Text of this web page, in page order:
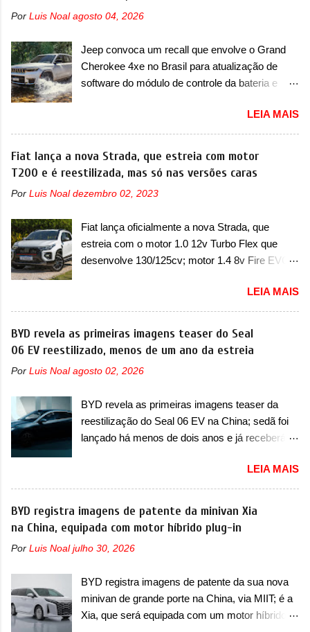
ano também era lançada a nova geração do
ganhava uma nova geração feita do zero,
apelidada de "Bolinha" por suas formas
arredondadas. Além do Gol, outro Volkswagen
versão hatchback do Logus que chegava
depois de um ano de atraso. A invasão de 1994
foi marcava pelos franceses, alemães,
japoneses e coreanos que chegaram
arrancando corações em nosso mercado. Os
vendas em 1994 foram o Renault R19 que
vinha em 3 versões de carroceria, sendo duas
do hatch e o sedan, a famosa Kia Besta, o Vol...
Por Luis Noal agosto 04, 2026
Jeep convoca um recall que envolve o Grand
Cherokee 4xe no Brasil para atualização de
software do módulo de controle da bateria e
Jeep convocou no dia 10 de outubro de 2025
um chamado que envolve os proprietários do
Grand Cherokee 4xe, em sua versão única
Limited, com unidades de ano/modelo 2023 e
unidades afetadas precisam retornar a uma
dois problemas. O primeiro deles será uma
atualização do software do módulo de controle
da bateria (AHCP e HCP). Para alguns veículos
verificação e, se necessário, a substituição do
motor do ventilador HVAC (aquecimento,
ventilação e ar-condicionado). A marca também
confirmou que “foi identificada a possibilidade de
uma sobrecarga do microprocessador do
poderá causar a perda de força motriz,
requerendo a atualização do software do
modulo de...
LEIA MAIS
Fiat lança a nova Strada, que estreia com motor
T200 e é reestilizada, mas só nas versões caras
Por Luis Noal dezembro 02, 2023
Fiat lança oficialmente a nova Strada, que
estreia com o motor 1.0 12v Turbo Flex que
desenvolve 130/125cv; motor 1.4 8v Fire EVO
oficialmente a nova Strada, que aparece com
mudanças visuais e com uma nova opção de
motor. Depois da picape compacta receber o
câmbio automático CVT no ano passado, a Fiat
motor 1.0 12v Turbo Flex, conhecido como
Strada soube ser mutável com avanços
importantes que a concorrência nunca
conseguiu acompanhar e agora ela abre uma
T200, que estreou nos irmãos Pulse e
Fastback. "A Fiat Strada é mais do que uma
picape, é uma verdadeira revolução no
mercado automotivo. Há alguns anos era
improvável pensar que uma picape chagaria ao
Strada fez. Mais do que isso: ela é a prova viva
que time que está ganhando se mexe sim. Ao
longo da sua história, ela...
LEIA MAIS
BYD revela as primeiras imagens teaser do Seal
06 EV reestilizado, menos de um ano da estreia
Por Luis Noal agosto 02, 2026
BYD revela as primeiras imagens teaser da
reestilização do Seal 06 EV na China; sedã foi
lançado há menos de dois anos e já receberá a
primeiras imagens teaser de uma mudança
visual para um dos seus menores sedãs
elétricos na China, pertencente à linha Ocean.
Trata-se do Seal 06 EV, lançado no segundo
semestre de 2025. Sim, há menos de um ano.
O modelo agora passará a ser vendido com
que vão atualizá-los para a identidade visual
mais moderna da marca, mas ainda sem
motivos para que essa mudança já seja tão
LEIA MAIS
BYD registra imagens de patente da minivan Xia
na China, equipada com motor híbrido plug-in
Por Luis Noal julho 30, 2026
BYD registra imagens de patente da sua nova
minivan de grande porte na China, via MIIT; é a
Xia, que será equipada com um motor híbrido